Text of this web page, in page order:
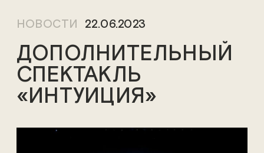
НОВОСТИ 22.06.2023
ДОПОЛНИТЕЛЬНЫЙ
СПЕКТАКЛЬ
«ИНТУИЦИЯ»